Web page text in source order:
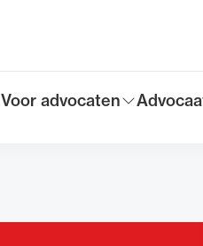
Toon submenu voor
Voor advocaten
Toon